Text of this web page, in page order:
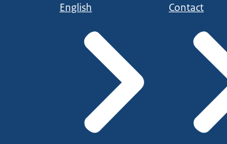
English Contact